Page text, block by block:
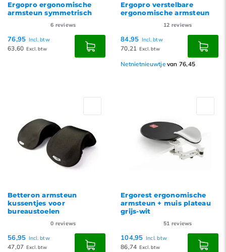
Ergopro ergonomische
armsteun symmetrisch
6 reviews
76,95 Incl. btw
63,60 Excl. btw
Ergopro verstelbare
ergonomische armsteun
12 reviews
84,95 Incl. btw
70,21 Excl. btw
Netnietnieuwtje van 76,45
Betteron armsteun
kussentjes voor
bureaustoelen
0 reviews
56,95 Incl. btw
47,07 Excl. btw
Ergorest ergonomische
armsteun + muis plateau
grijs-wit
51 reviews
104,95 Incl. btw
86,74 Excl. btw